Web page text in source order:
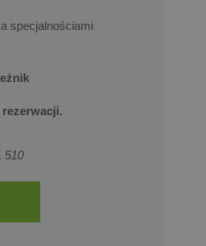
specjalnościami
510